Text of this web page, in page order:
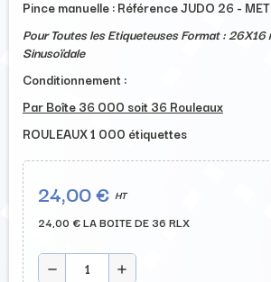
Pince manuelle : Référence JUDO 26 -
Pour Toutes les Etiqueteuses Format : 26X16
Sinusoïdale
Conditionnement :
Par Boîte 36 000 soit 36 Rouleaux
ROULEAUX 1 000 étiquettes
24,00 € HT
24,00 € LA BOITE DE 36 RLX
remove add